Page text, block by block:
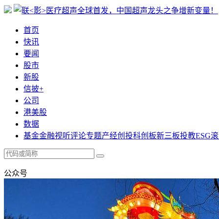
首页
快讯
要闻
股市
新股
信披+
公司
港美股
数据
基金金融视听评论专题产经创投科创板新三板投教ESG
公众号